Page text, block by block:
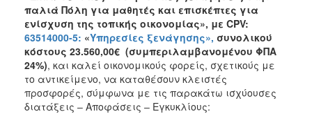
παλιά Πόλη για μαθητές και επισκέπτες για
ενίσχυση της τοπικής οικονομίας», με CPV:
63514000-5: «Υπηρεσίες ξενάγησης», συνολικού
κόστους 23.560,00€ (συμπεριλαμβανομένου ΦΠΑ
24%), και καλεί οικονομικούς φορείς, σχετικούς με
το αντικείμενο, να καταθέσουν κλειστές
προσφορές, σύμφωνα με τις παρακάτω ισχύουσες
διατάξεις – Αποφάσεις – Εγκυκλίους: